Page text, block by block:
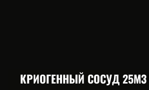
КРИОГЕННЫЙ СОСУД 25М3